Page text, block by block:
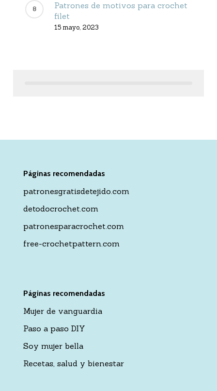
Patrones de motivos para crochet
filet
15 mayo, 2023
Páginas recomendadas
patronesgratisdetejido.com
detodocrochet.com
patronesparacrochet.com
free-crochetpattern.com
Páginas recomendadas
Mujer de vanguardia
Paso a paso DIY
Soy mujer bella
Recetas, salud y bienestar